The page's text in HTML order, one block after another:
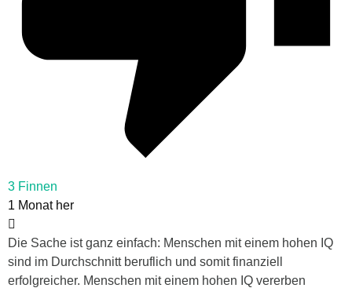
3 Finnen
1 Monat her
Die Sache ist ganz einfach: Menschen mit einem hohen IQ
sind im Durchschnitt beruflich und somit finanziell
erfolgreicher. Menschen mit einem hohen IQ vererben